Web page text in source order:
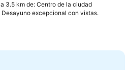
a 3.5 km de: Centro de la ciudad
Desayuno excepcional con vistas.